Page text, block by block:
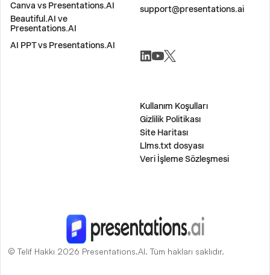
Canva vs Presentations.AI
Beautiful.AI ve
Presentations.AI
AI PPT vs Presentations.AI
support@presentations.ai
Kullanım Koşulları
Gizlilik Politikası
Site Haritası
Llms.txt dosyası
Veri İşleme Sözleşmesi
© Telif Hakkı 2026 Presentations.AI. Tüm hakları saklıdır.